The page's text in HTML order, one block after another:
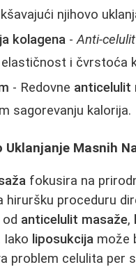
njihovo
kolagena -Anti-
i čvrstoća
- Redovne anticelulit
sagorevanju kalorija.
Masnih
fokusira na
hiruršku proceduru
anticelulit masaže,
Iako liposukcija može
problem celulita per